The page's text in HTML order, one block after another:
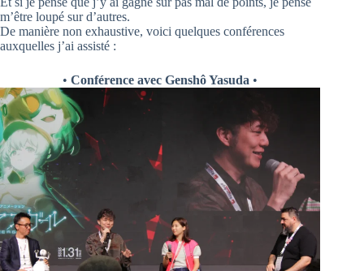
m’être loupé sur d’autres.
De manière non exhaustive, voici quelques conférences
auxquelles j’ai assisté :
•Conférence avec Genshô Yasuda •